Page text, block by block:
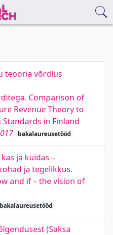
teooria võrdlus
Comparison of
Revenue Theory to
in Finland
bakalaureusetööd
ja kuidas –
ja tegelikkus.
and if – the vision of
bakalaureusetööd
(Saksa